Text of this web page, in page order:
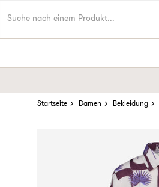
Startseite Damen Bekleidung